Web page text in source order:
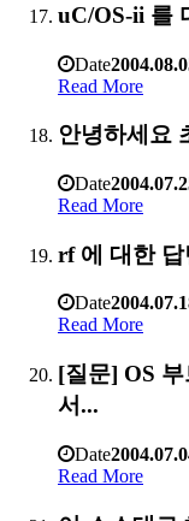
uC/OS-ii 를
Date
Read More
안녕하세요
Date
Read More
rf 에 대한
Date
Read More
[질문] OS
서...
Date
Read More